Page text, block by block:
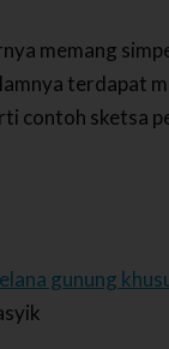
memang
terdapat
contoh sketsa
gunung